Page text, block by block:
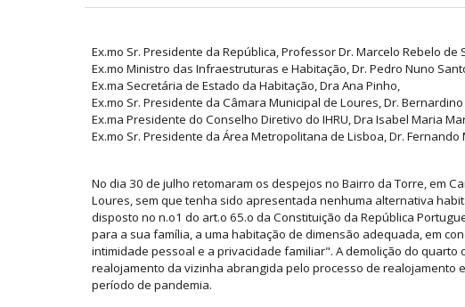
Ex.mo Sr. Presidente da República, Professor Dr. Marcelo Rebelo de
Ex.mo Ministro das Infraestruturas e Habitação, Dr. Pedro Nuno
Ex.ma Secretária de Estado da Habitação, Dra Ana Pinho,
Ex.mo Sr. Presidente da Câmara Municipal de Loures, Dr.
Ex.ma Presidente do Conselho Diretivo do IHRU, Dra Isabel Maria
Ex.mo Sr. Presidente da Área Metropolitana de Lisboa, Dr. Fernando
No dia 30 de julho retomaram os despejos no Bairro da Torre, em
Loures, sem que tenha sido apresentada nenhuma alternativa
disposto no n.o1 do art.o 65.o da Constituição da República
para a sua família, a uma habitação de dimensão adequada, em
intimidade pessoal e a privacidade familiar". A demolição do quarto
realojamento da vizinha abrangida pelo processo de realojamento
período de pandemia.